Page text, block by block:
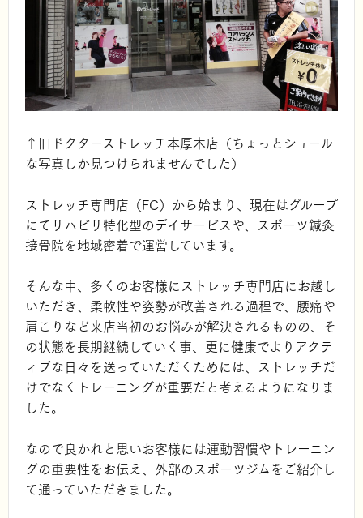
↑旧ドクターストレッチ本厚木店（ちょっとシュール
な写真しか見つけられませんでした）
ストレッチ専門店（FC）から始まり、現在はグループ
にてリハビリ特化型のデイサービスや、スポーツ鍼灸
接骨院を地域密着で運営しています。
そんな中、多くのお客様にストレッチ専門店にお越し
いただき、柔軟性や姿勢が改善される過程で、腰痛や
肩こりなど来店当初のお悩みが解決されるものの、そ
の状態を長期継続していく事、更に健康でよりアクテ
ィブな日々を送っていただくためには、ストレッチだ
けでなくトレーニングが重要だと考えるようになりま
した。
なので良かれと思いお客様には運動習慣やトレーニン
グの重要性をお伝え、外部のスポーツジムをご紹介し
て通っていただきました。